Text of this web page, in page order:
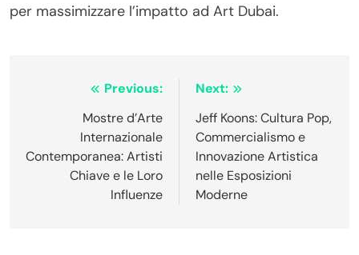
per massimizzare l’impatto ad Art Dubai.
Post navigation
Previous:
Mostre d’Arte
Internazionale
Contemporanea: Artisti
Chiave e le Loro
Influenze
Next:
Jeff Koons: Cultura Pop,
Commercialismo e
Innovazione Artistica
nelle Esposizioni
Moderne